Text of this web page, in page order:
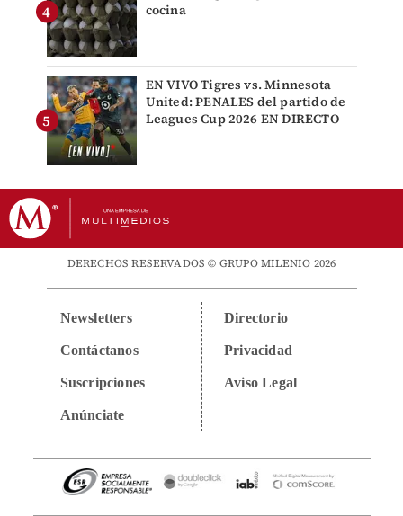
cocina
EN VIVO Tigres vs. Minnesota
United: PENALES del partido de
Leagues Cup 2026 EN DIRECTO
DERECHOS RESERVADOS © GRUPO MILENIO 2026
Newsletters
Contáctanos
Suscripciones
Anúnciate
Directorio
Privacidad
Aviso Legal